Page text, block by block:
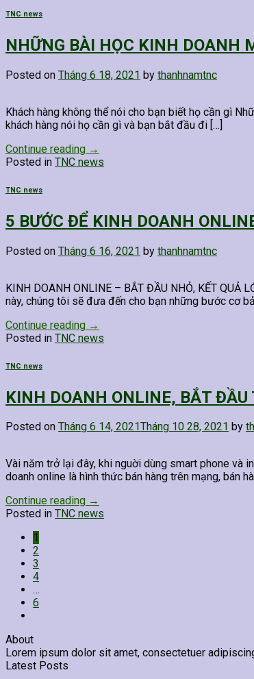
TNC news
NHỮNG BÀI HỌC KINH DOANH
Posted on Tháng 6 18, 2021 by thanhnamtnc
Khách hàng không thể nói cho bạn biết họ cần gì
khách hàng nói họ cần gì và bạn bắt đầu đi […]
Continue reading →
Posted in TNC news
TNC news
5 BƯỚC ĐỂ KINH DOANH
Posted on Tháng 6 16, 2021 by thanhnamtnc
KINH DOANH ONLINE – BẮT ĐẦU NHỎ, KẾT QUẢ
này, chúng tôi sẽ đưa đến cho bạn những bước cơ
Continue reading →
Posted in TNC news
TNC news
KINH DOANH ONLINE, BẮT ĐẦU
Posted on Tháng 6 14, 2021Tháng 10 28, 2021 by
Vài năm trở lại đây, khi nguời dùng smart phone và
doanh online là hình thức bán hàng trên mạng, bán
Continue reading →
Posted in TNC news
1
2
3
4
…
6
About
Lorem ipsum dolor sit amet, consectetuer
Latest Posts